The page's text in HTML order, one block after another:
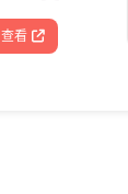
查看